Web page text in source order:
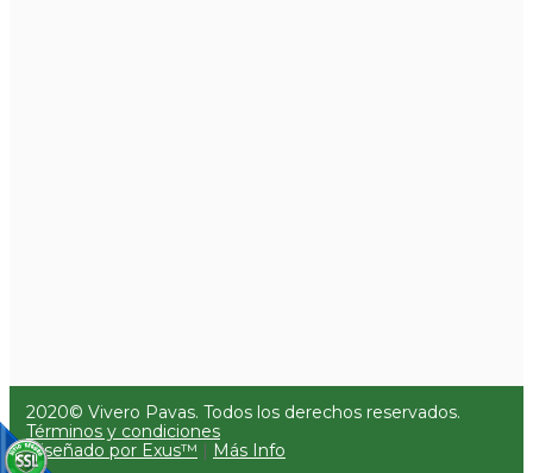
2020© Vivero Pavas. Todos los derechos reservados.
Términos y condiciones
Diseñado por Exus™ | Más Info